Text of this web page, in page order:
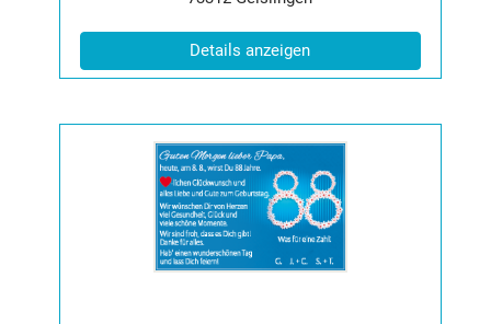
Details anzeigen(ID: 2065572)
der
Anzeige
2065573
anzeigen
|
Info: